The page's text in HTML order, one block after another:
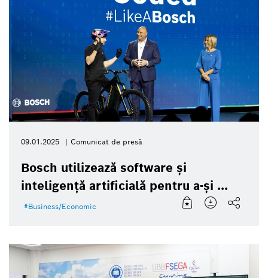
09.01.2025 Comunicat de presă
Bosch utilizează software și
inteligență artificială pentru a-și ...
Business/Economic